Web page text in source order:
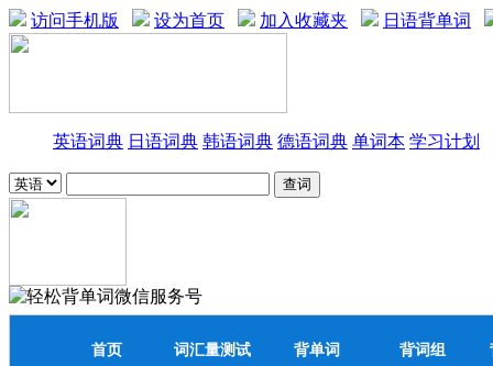
访问手机版 设为首页 加入收藏夹 日语背单词
英语词典 日语词典 韩语词典 德语词典 单词本 学习计划
首页 词汇量测试 背单词 背词组